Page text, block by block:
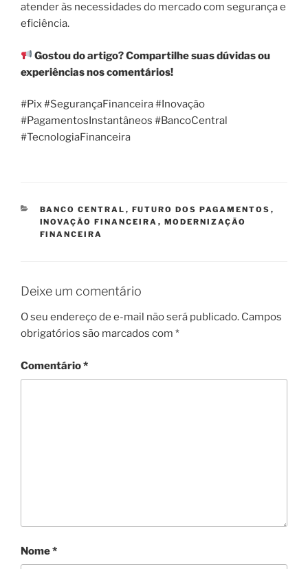
atender às necessidades do mercado com segurança e
eficiência.
Gostou do artigo? Compartilhe suas dúvidas ou
experiências nos comentários!
#Pix #SegurançaFinanceira #Inovação
#PagamentosInstantâneos #BancoCentral
#TecnologiaFinanceira
CATEGORIAS
BANCO CENTRAL , FUTURO DOS PAGAMENTOS ,
INOVAÇÃO FINANCEIRA , MODERNIZAÇÃO
FINANCEIRA
Deixe um comentário
O seu endereço de e-mail não será publicado. Campos
obrigatórios são marcados com *
Comentário*
Nome*